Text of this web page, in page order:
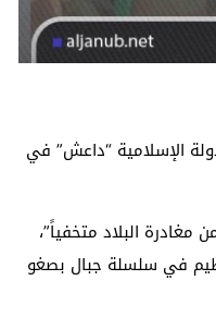
الإسلامية “داعش” في
البلاد متخفياً”،
في سلسلة جبال بصغو